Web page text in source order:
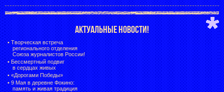
АКТУАЛЬНЫЕ НОВОСТИ!
• Творческая встреча
регионального отделения
Союза журналистов России!
• Бессмертный подвиг
в сердцах живых
• «Дорогами Победы»
• 9 Мая в деревне Фокино:
память и живая традиция